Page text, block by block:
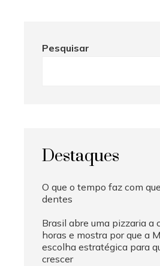
Pesquisar
Destaques
O que o tempo faz com
dentes
Brasil abre uma pizzaria a
horas e mostra por que a
escolha estratégica para
crescer